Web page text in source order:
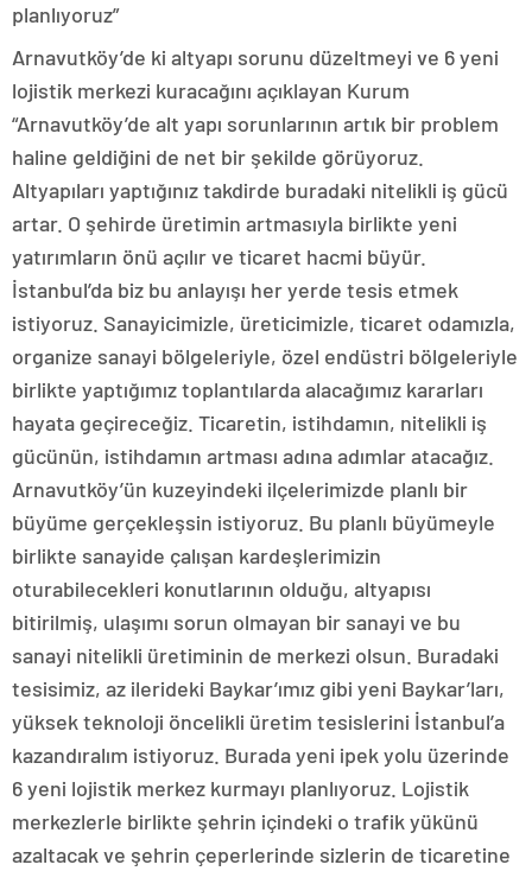
planlıyoruz”
Arnavutköy’de ki altyapı sorunu düzeltmeyi ve 6 yeni
lojistik merkezi kuracağını açıklayan Kurum
“Arnavutköy’de alt yapı sorunlarının artık bir problem
haline geldiğini de net bir şekilde görüyoruz.
Altyapıları yaptığınız takdirde buradaki nitelikli iş gücü
artar. O şehirde üretimin artmasıyla birlikte yeni
yatırımların önü açılır ve ticaret hacmi büyür.
İstanbul’da biz bu anlayışı her yerde tesis etmek
istiyoruz. Sanayicimizle, üreticimizle, ticaret odamızla,
organize sanayi bölgeleriyle, özel endüstri bölgeleriyle
birlikte yaptığımız toplantılarda alacağımız kararları
hayata geçireceğiz. Ticaretin, istihdamın, nitelikli iş
gücünün, istihdamın artması adına adımlar atacağız.
Arnavutköy’ün kuzeyindeki ilçelerimizde planlı bir
büyüme gerçekleşsin istiyoruz. Bu planlı büyümeyle
birlikte sanayide çalışan kardeşlerimizin
oturabilecekleri konutlarının olduğu, altyapısı
bitirilmiş, ulaşımı sorun olmayan bir sanayi ve bu
sanayi nitelikli üretiminin de merkezi olsun. Buradaki
tesisimiz, az ilerideki Baykar’ımız gibi yeni Baykar’ları,
yüksek teknoloji öncelikli üretim tesislerini İstanbul’a
kazandıralım istiyoruz. Burada yeni ipek yolu üzerinde
6 yeni lojistik merkez kurmayı planlıyoruz. Lojistik
merkezlerle birlikte şehrin içindeki o trafik yükünü
azaltacak ve şehrin çeperlerinde sizlerin de ticaretine